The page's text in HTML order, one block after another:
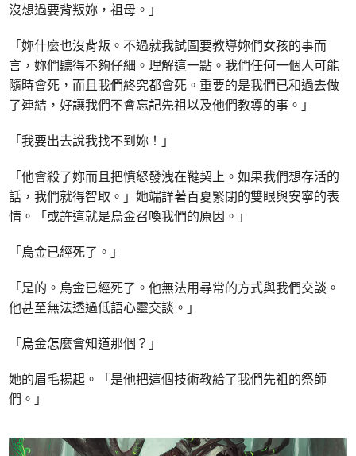
沒想過要背叛妳，祖母。」
「妳什麼也沒背叛。不過就我試圖要教導妳們女孩的事而
言，妳們聽得不夠仔細。理解這一點。我們任何一個人可能
隨時會死，而且我們終究都會死。重要的是我們已和過去做
了連結，好讓我們不會忘記先祖以及他們教導的事。」
「我要出去說我找不到妳！」
「他會殺了妳而且把憤怒發洩在韃契上。如果我們想存活的
話，我們就得智取。」她端詳著百夏緊閉的雙眼與安寧的表
情。「或許這就是烏金召喚我們的原因。」
「烏金已經死了。」
「是的。烏金已經死了。他無法用尋常的方式與我們交談。
他甚至無法透過低語心靈交談。」
「烏金怎麼會知道那個？」
她的眉毛揚起。「是他把這個技術教給了我們先祖的祭師
們。」